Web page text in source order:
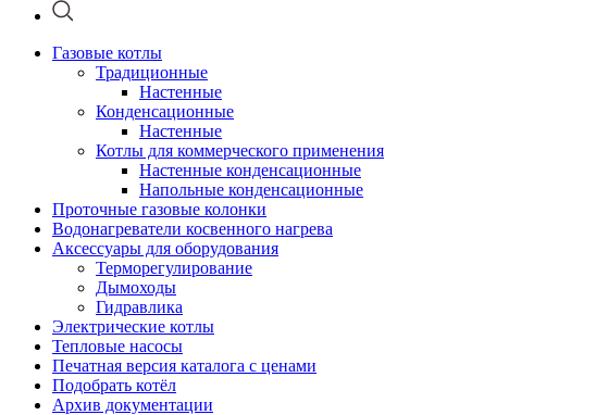
Газовые котлы
Традиционные
Настенные
Конденсационные
Настенные
Котлы для коммерческого применения
Настенные конденсационные
Напольные конденсационные
Проточные газовые колонки
Водонагреватели косвенного нагрева
Аксессуары для оборудования
Терморегулирование
Дымоходы
Гидравлика
Электрические котлы
Тепловые насосы
Печатная версия каталога с ценами
Подобрать котёл
Архив документации